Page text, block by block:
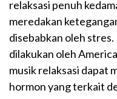
relaksasi penuh
meredakan
disebabkan oleh
dilakukan oleh
musik relaksasi dapat
hormon yang terkait